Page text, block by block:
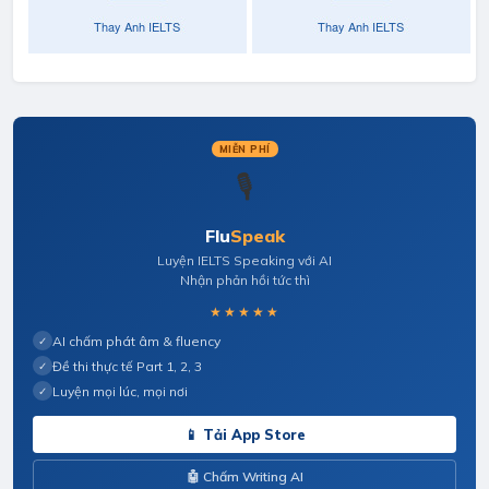
MIỄN PHÍ
🎙️
FluSpeak
Luyện IELTS Speaking với AI
Nhận phản hồi tức thì
★★★★★
✓ AI chấm phát âm & fluency
✓ Đề thi thực tế Part 1, 2, 3
✓ Luyện mọi lúc, mọi nơi
📱 Tải App Store
🤖 Chấm Writing AI